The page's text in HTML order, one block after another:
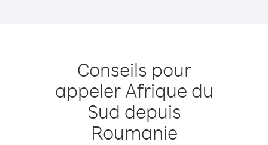
Conseils pour
appeler Afrique du
Sud depuis
Roumanie